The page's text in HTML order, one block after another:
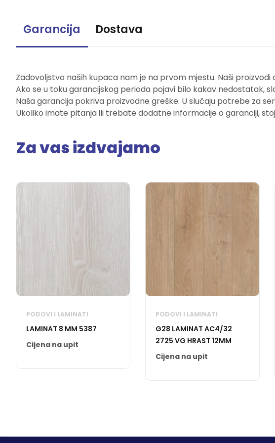
Garancija Dostava
Zadovoljstvo naših kupaca nam je na prvom mjestu. Naši
Ako se u toku garancijskog perioda pojavi bilo kakav nedostatak,
Naša garancija pokriva proizvodne greške. U slučaju potrebe za
Ukoliko imate pitanja ili trebate dodatne informacije o garanciji,
Za vas izdvajamo
PODOVI I LAMINATI
LAMINAT 8 MM 5387
Cijena na upit
PODOVI I LAMINATI
G28 LAMINAT AC4/32
2725 VG HRAST 12MM
Cijena na upit